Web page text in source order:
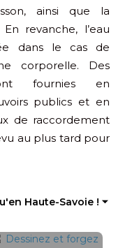
ainsi que la
revanche, l’eau
dans le cas de
corporelle. Des
fournies en
publics et en
de raccordement
au plus tard pour
Haute-Savoie ! ⏷